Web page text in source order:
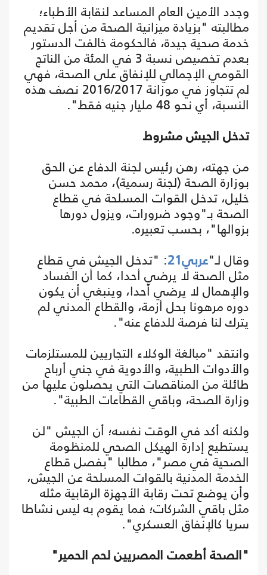
وجدد الأمين العام المساعد لنقابة الأطباء؛
مطالبته "بزيادة ميزانية الصحة من أجل تقديم
خدمة صحية جيدة، فالحكومة خالفت الدستور
بعدم تخصيص نسبة 3 في المئة من الناتج
القومي الإجمالي للإنفاق على الصحة، فهي
لم تتجاوز في موزانة 2016/2017 نصف هذه
النسبة، أي نحو 48 مليار جنيه فقط".
تدخل الجيش مشروط
من جهته، رهن رئيس لجنة الدفاع عن الحق
بوزارة الصحة (لجنة رسمية)، محمد حسن
خليل، تدخل القوات المسلحة في قطاع
الصحة بـ"وجود ضرورات، ويزول دورها
بزوالها"، بحسب تعبيره.
وقال لـ"عربي21 : "تدخل الجيش في قطاع
مثل الصحة لا يرضي أحدا، كما أن الفساد
والإهمال لا يرضي أحدا، وينبغي أن يكون
دوره مرهونا بحل أزمة، والقطاع المدني لم
يترك لنا فرصة للدفاع عنه".
وانتقد "مبالغة الوكلاء التجاريين للمستلزمات
والأدوات الطبية، والأدوية في جني أرباح
طائلة من المناقصات التي يحصلون عليها من
وزارة الصحة، وباقي القطاعات الطبية".
ولكنه أكد في الوقت نفسه؛ أن الجيش "لن
يستطيع إدارة الهيكل الصحي للمنظومة
الصحية في مصر"، مطالبا "بفصل قطاع
الخدمة المدنية بالقوات المسلحة عن الجيش،
وأن يوضع تحت رقابة الأجهزة الرقابية مثله
مثل باقي الشركات؛ فما يقوم به ليس نشاطا
سريا كالإنفاق العسكري".
"الصحة أطعمت المصريين لحم الحمير"